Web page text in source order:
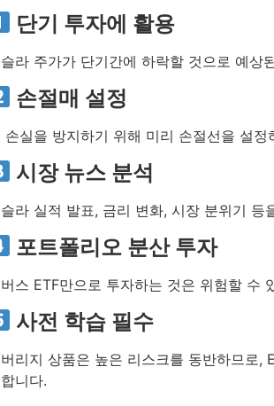
단기 투자에 활용
라 주가가 단기간에 하락할 것으로 예상
손절매 설정
손실을 방지하기 위해 미리 손절선을 설정
시장 뉴스 분석
라 실적 발표, 금리 변화, 시장 분위기 등
포트폴리오 분산 투자
스 ETF만으로 투자하는 것은 위험할 수
사전 학습 필수
리지 상품은 높은 리스크를 동반하므로,
니다.